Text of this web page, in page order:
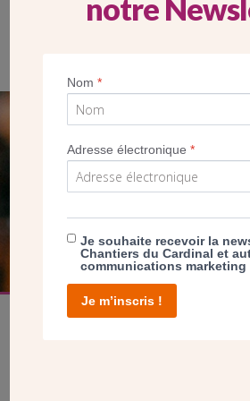
SEUL VOTRE DON
NOUS PERMET D’AGIR
FAIRE UN
notre
Nom*
Adresse électronique*
Je souhaite recevoir la
Chantiers du Cardinal et
communications marketing
Je m’inscris !